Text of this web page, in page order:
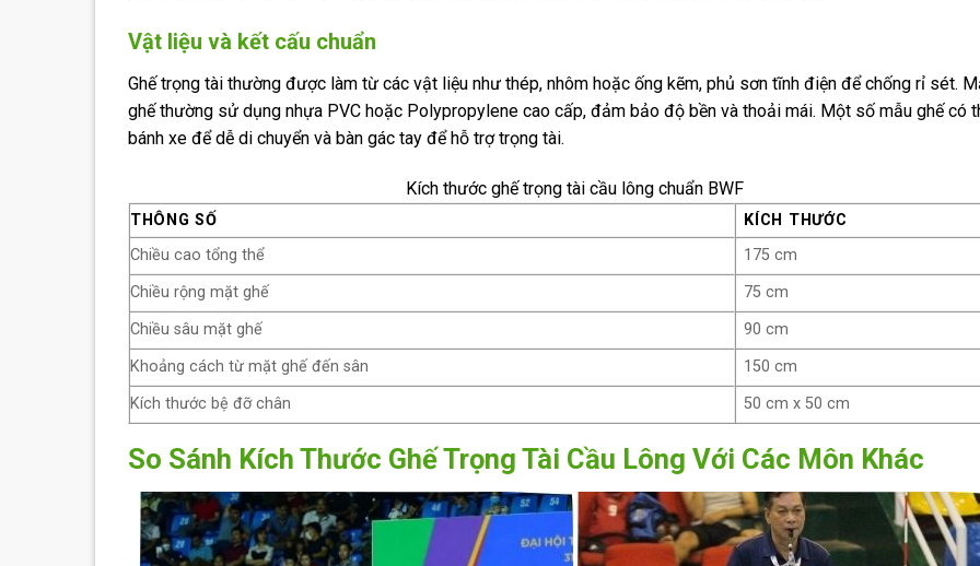
Vật liệu và kết cấu chuẩn
Ghế trọng tài thường được làm từ các vật liệu như thép, nhôm hoặc ống kẽm, phủ sơn tĩnh điện để chống rỉ sét.
ghế thường sử dụng nhựa PVC hoặc Polypropylene cao cấp, đảm bảo độ bền và thoải mái. Một số mẫu ghế có
bánh xe để dễ di chuyển và bàn gác tay để hỗ trợ trọng tài.
Kích thước ghế trọng tài cầu lông chuẩn BWF
THÔNG SỐ
KÍCH THƯỚC
Chiều cao tổng thể
175 cm
Chiều rộng mặt ghế
75 cm
Chiều sâu mặt ghế
90 cm
Khoảng cách từ mặt ghế đến sân
150 cm
Kích thước bệ đỡ chân
50 cm x 50 cm
So Sánh Kích Thước Ghế Trọng Tài Cầu Lông Với Các Môn Khác